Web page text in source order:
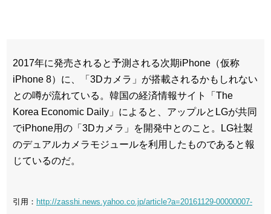
2017年に発売されると予測される次期iPhone（仮称
iPhone 8）に、「3Dカメラ」が搭載されるかもしれない
との噂が流れている。韓国の経済情報サイト「The
Korea Economic Daily」によると、アップルとLGが共同
でiPhone用の「3Dカメラ」を開発中とのこと。LG社製
のデュアルカメラモジュールを利用したものであると報
じているのだ。
引用： http://zasshi.news.yahoo.co.jp/article?a=20161129-00000007-